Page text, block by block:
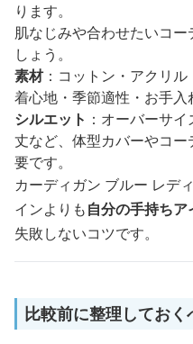
ります。
肌なじみや合わせたいコ
しょう。
素材：コットン・アクリ
着心地・季節適性・お手入
シルエット ：オーバーサ
丈など、体型カバーやコ
要です。
カーディガン ブルー レデ
インよりも自分の手持ち
失敗しないコツです。
比較前に整理しておく